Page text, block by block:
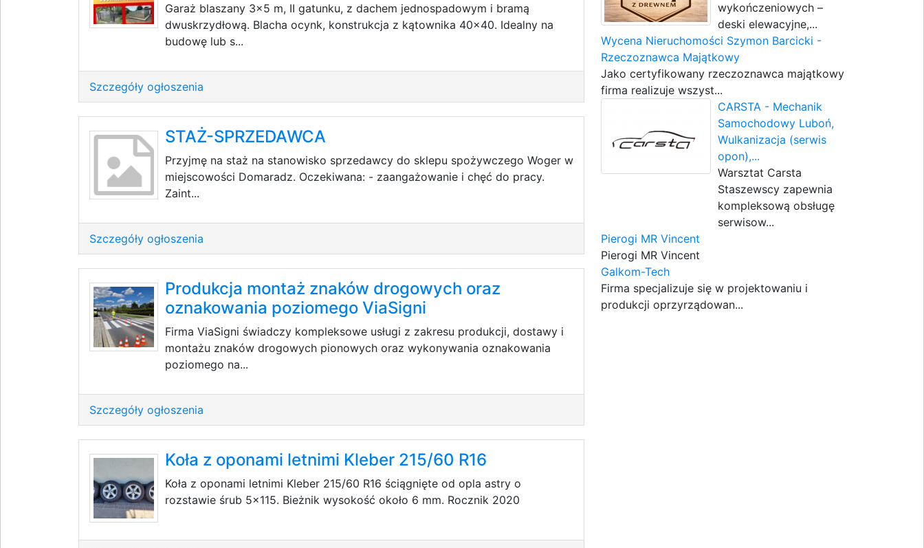
Garaż blaszany 3×5 m, II gatunku, z dachem jednospadowym i bramą
dwuskrzydłową. Blacha ocynk, konstrukcja z kątownika 40x40. Idealny na
budowę lub s...
Szczegóły ogłoszenia
STAŻ-SPRZEDAWCA
Przyjmę na staż na stanowisko sprzedawcy do sklepu spożywczego Woger w
miejscowości Domaradz. Oczekiwana: - zaangażowanie i chęć do pracy.
Zaint...
Szczegóły ogłoszenia
Produkcja montaż znaków drogowych oraz
oznakowania poziomego ViaSigni
Firma ViaSigni świadczy kompleksowe usługi z zakresu produkcji, dostawy i
montażu znaków drogowych pionowych oraz wykonywania oznakowania
poziomego na...
Szczegóły ogłoszenia
Koła z oponami letnimi Kleber 215/60 R16
Koła z oponami letnimi Kleber 215/60 R16 ściągnięte od opla astry o
rozstawie śrub 5x115. Bieżnik wysokość około 6 mm. Rocznik 2020
wykończeniowych –
deski elewacyjne,...
Wycena Nieruchomości Szymon Barcicki -
Rzeczoznawca Majątkowy
Jako certyfikowany rzeczoznawca majątkowy
firma realizuje wszyst...
CARSTA - Mechanik
Samochodowy Luboń,
Wulkanizacja (serwis
opon),...
Warsztat Carsta
Staszewscy zapewnia
kompleksową obsługę
serwisow...
Pierogi MR Vincent
Pierogi MR Vincent
Galkom-Tech
Firma specjalizuje się w projektowaniu i
produkcji oprzyrządowan...